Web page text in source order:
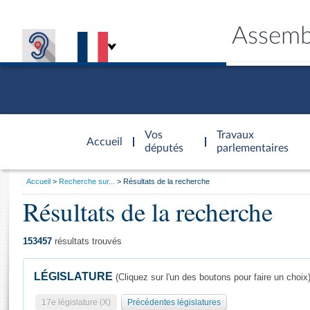
Accueil
d'accueil
Vos
députés
Travaux
parlementaires
Général
Vous
Accueil Recherche sur... Résultats de la recherche
Résultats de la recherche
153457 résultats trouvés
LÉGISLATURE (Cliquez sur l'un des boutons pour faire un choix)
17e législature (X) Précédentes législatures